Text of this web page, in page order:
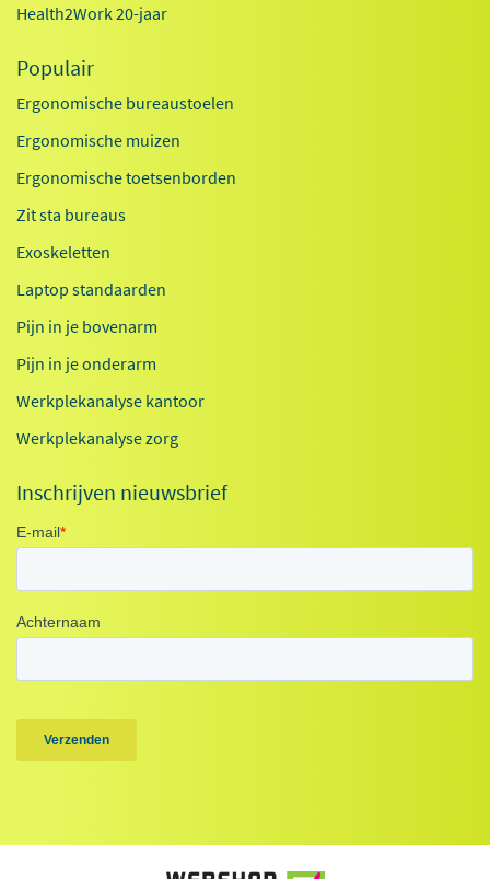
Health2Work 20-jaar
Populair
Ergonomische bureaustoelen
Ergonomische muizen
Ergonomische toetsenborden
Zit sta bureaus
Exoskeletten
Laptop standaarden
Pijn in je bovenarm
Pijn in je onderarm
Werkplekanalyse kantoor
Werkplekanalyse zorg
Inschrijven nieuwsbrief